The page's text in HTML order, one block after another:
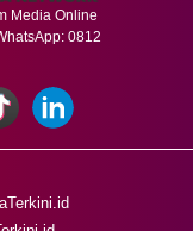
Media Online
0812